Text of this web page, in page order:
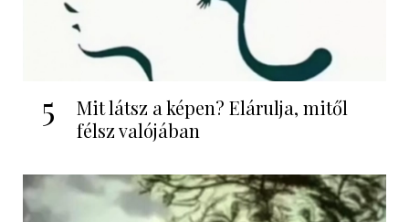
5
Mit látsz a képen? Elárulja, mitől
félsz valójában